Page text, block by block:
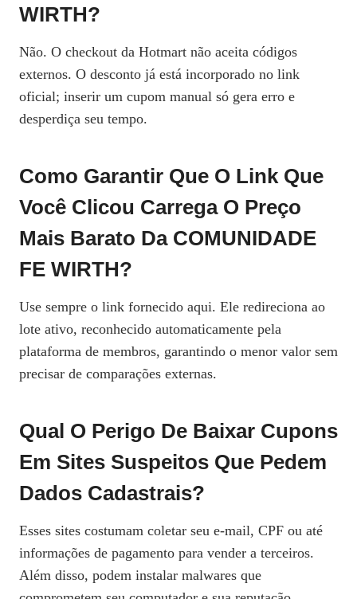
WIRTH?
Não. O checkout da Hotmart não aceita códigos
externos. O desconto já está incorporado no link
oficial; inserir um cupom manual só gera erro e
desperdiça seu tempo.
Como Garantir Que O Link Que
Você Clicou Carrega O Preço
Mais Barato Da COMUNIDADE
FE WIRTH?
Use sempre o link fornecido aqui. Ele redireciona ao
lote ativo, reconhecido automaticamente pela
plataforma de membros, garantindo o menor valor sem
precisar de comparações externas.
Qual O Perigo De Baixar Cupons
Em Sites Suspeitos Que Pedem
Dados Cadastrais?
Esses sites costumam coletar seu e‑mail, CPF ou até
informações de pagamento para vender a terceiros.
Além disso, podem instalar malwares que